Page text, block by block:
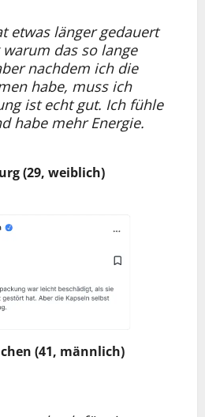
etwas länger gedauert
das so lange
nachdem ich die
habe, muss ich
ist echt gut. Ich fühle
habe mehr Energie.
(29, weiblich)
(41, männlich)